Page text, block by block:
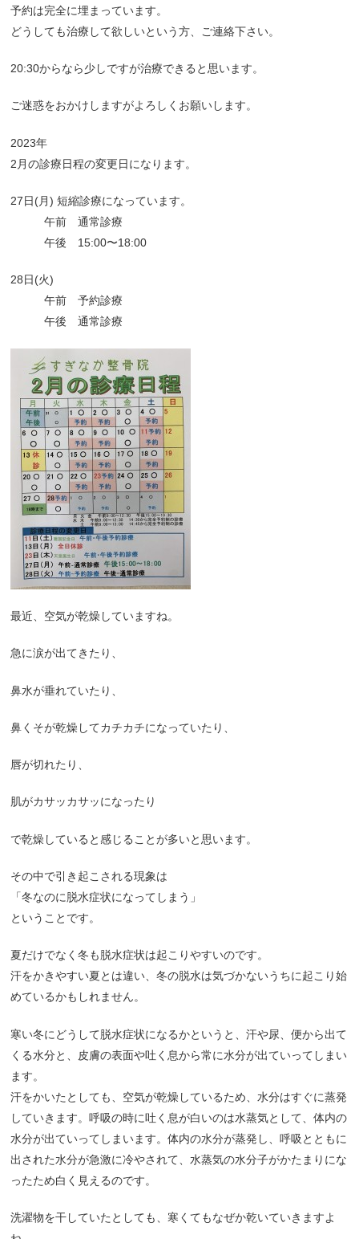
予約は完全に埋まっています。
どうしても治療して欲しいという方、ご連絡下さい。
20:30からなら少しですが治療できると思います。
ご迷惑をおかけしますがよろしくお願いします。
2023年
2月の診療日程の変更日になります。
27日(月) 短縮診療になっています。
午前 通常診療
午後 15:00〜18:00
28日(火)
午前 予約診療
午後 通常診療
最近、空気が乾燥していますね。
急に涙が出てきたり、
鼻水が垂れていたり、
鼻くそが乾燥してカチカチになっていたり、
唇が切れたり、
肌がカサッカサッになったり
で乾燥していると感じることが多いと思います。
その中で引き起こされる現象は
「冬なのに脱水症状になってしまう」
ということです。
夏だけでなく冬も脱水症状は起こりやすいのです。
汗をかきやすい夏とは違い、冬の脱水は気づかないうちに起こり始
めているかもしれません。
寒い冬にどうして脱水症状になるかというと、汗や尿、便から出て
くる水分と、皮膚の表面や吐く息から常に水分が出ていってしまい
ます。
汗をかいたとしても、空気が乾燥しているため、水分はすぐに蒸発
していきます。呼吸の時に吐く息が白いのは水蒸気として、体内の
水分が出ていってしまいます。体内の水分が蒸発し、呼吸とともに
出された水分が急激に冷やされて、水蒸気の水分子がかたまりにな
ったため白く見えるのです。
洗濯物を干していたとしても、寒くてもなぜか乾いていきますよ